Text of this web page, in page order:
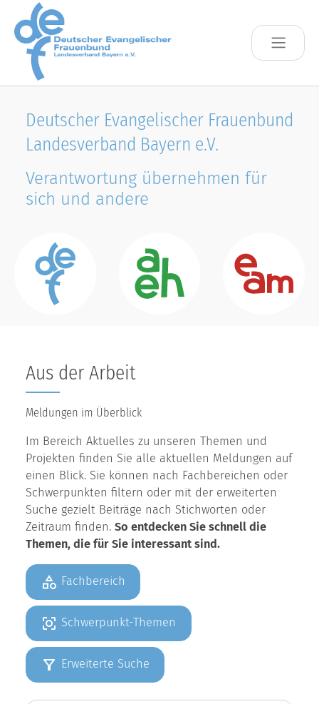
Skip to main content
Deutscher Evangelischer Frauenbund
Landesverband Bayern e.V.
Verantwortung übernehmen für
sich und andere
Aus der Arbeit
Meldungen im Überblick
Im Bereich Aktuelles zu unseren Themen und
Projekten finden Sie alle aktuellen Meldungen auf
einen Blick. Sie können nach Fachbereichen oder
Schwerpunkten filtern oder mit der erweiterten
Suche gezielt Beiträge nach Stichworten oder
Zeitraum finden. So entdecken Sie schnell die
Themen, die für Sie interessant sind.
Fachbereich
Schwerpunkt-Themen
Erweiterte Suche